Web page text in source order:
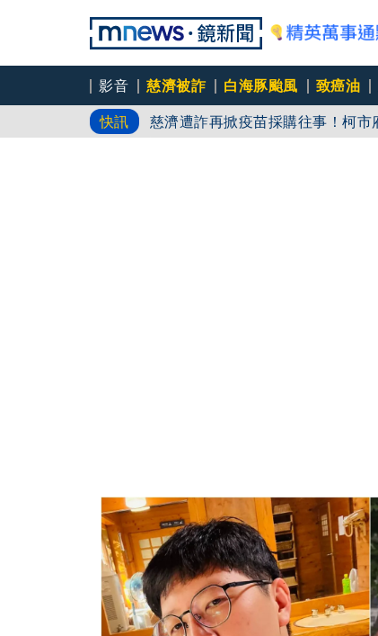
影音 慈濟被詐 白海豚颱風 致癌油
快訊
總預算案卡關、藍白提案凍刪業
慈濟遭詐再掀疫苗採購往事！柯